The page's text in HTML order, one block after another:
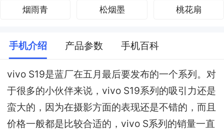
烟雨青 松烟墨 桃花扇
手机介绍 产品参数 手机百科
vivo S19是蓝厂在五月最后要发布的一个系列。对
于很多的小伙伴来说，vivo S19系列的吸引力还是
蛮大的，因为在摄影方面的表现还是不错的，而且
价格一般都是比较合适的，vivo S系列的销量一直